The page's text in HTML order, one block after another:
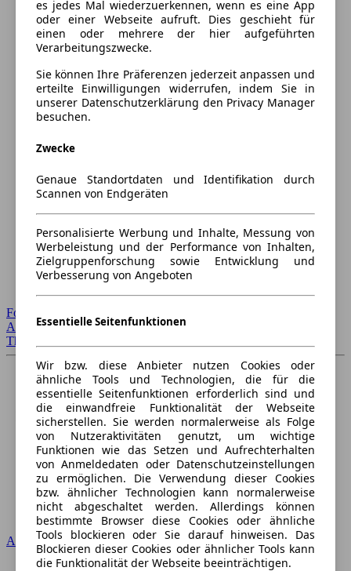
Forum Startseite
Alle Auto-Foren
Themen-Forum
Audi
es jedes Mal wiederzuerkennen, wenn es eine App
oder einer Webseite aufruft. Dies geschieht für
einen oder mehrere der hier aufgeführten
Verarbeitungszwecke.
Sie können Ihre Präferenzen jederzeit anpassen und
erteilte Einwilligungen widerrufen, indem Sie in
unserer Datenschutzerklärung den Privacy Manager
besuchen.
Zwecke
Genaue Standortdaten und Identifikation durch
Scannen von Endgeräten
Personalisierte Werbung und Inhalte, Messung von
Werbeleistung und der Performance von Inhalten,
Zielgruppenforschung sowie Entwicklung und
Verbesserung von Angeboten
Essentielle Seitenfunktionen
Wir bzw. diese Anbieter nutzen Cookies oder
ähnliche Tools und Technologien, die für die
essentielle Seitenfunktionen erforderlich sind und
die einwandfreie Funktionalität der Webseite
sicherstellen. Sie werden normalerweise als Folge
von Nutzeraktivitäten genutzt, um wichtige
Funktionen wie das Setzen und Aufrechterhalten
von Anmeldedaten oder Datenschutzeinstellungen
zu ermöglichen. Die Verwendung dieser Cookies
bzw. ähnlicher Technologien kann normalerweise
nicht abgeschaltet werden. Allerdings können
bestimmte Browser diese Cookies oder ähnliche
Tools blockieren oder Sie darauf hinweisen. Das
Blockieren dieser Cookies oder ähnlicher Tools kann
die Funktionalität der Webseite beeinträchtigen.